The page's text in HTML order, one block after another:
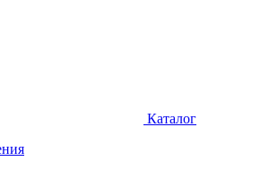
Каталог